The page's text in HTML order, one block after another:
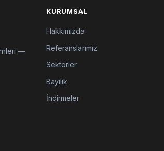
—
KURUMSAL
Hakkımızda
Referanslarımız
Sektörler
Bayilik
İndirmeler